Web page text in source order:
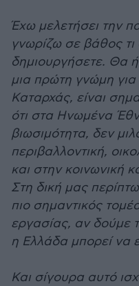
Έχω μελετήσει την
γνωρίζω σε βάθος τι
δημιουργήσετε. Θα
μια πρώτη γνώμη
Καταρχάς, είναι
ότι στα Ηνωμένα
βιωσιμότητα, δεν
περιβαλλοντική,
και στην κοινωνική
Στη δική μας
πιο σημαντικός
εργασίας, αν δούμε
η Ελλάδα μπορεί να
Και σίγουρα αυτό